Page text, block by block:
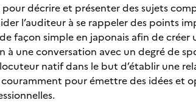
décrire et présenter des sujets
l’auditeur à se rappeler des points
façon simple en japonais afin de créer
à une conversation avec un degré de
natif dans le but d’établir une
pour émettre des idées et